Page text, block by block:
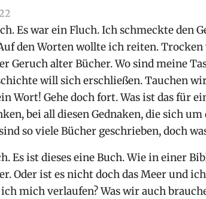
Es war ein Fluch. Ich schmeckte den
den Worten wollte ich reiten.
Geruch alter Bücher. Wo sind meine
will sich erschließen. Tauchen
Wort! Gehe doch fort. Was ist das für
bei all diesen Gednaken, die sich
so viele Bücher geschrieben, doch
Es ist dieses eine Buch. Wie in einer
Oder ist es nicht doch das Meer und
ich mich verlaufen? Was wir auch